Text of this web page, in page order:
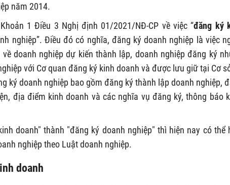
năm 2014.
1 Điều 3 Nghị định 01/2021/NĐ-CP về việc “đăng ký
nghiệp”. Điều đó có nghĩa, đăng ký doanh nghiệp là việc
doanh nghiệp dự kiến thành lập, doanh nghiệp đăng ký
với Cơ quan đăng ký kinh doanh và được lưu giữ tại Cơ
ký doanh nghiệp bao gồm đăng ký thành lập doanh nghiệp,
địa điểm kinh doanh và các nghĩa vụ đăng ký, thông báo
doanh" thành "đăng ký doanh nghiệp" thì hiện nay có thể
nghiệp theo Luật doanh nghiệp.
doanh